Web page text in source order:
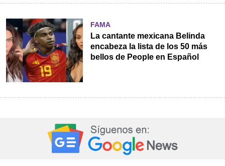
FAMA
La cantante mexicana Belinda
encabeza la lista de los 50 más
bellos de People en Español